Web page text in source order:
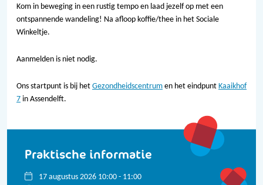
Kom in beweging in een rustig tempo en laad jezelf op met een
ontspannende wandeling! Na afloop koffie/thee in het Sociale
Winkeltje.
Aanmelden is niet nodig.
Ons startpunt is bij het Gezondheidscentrum en het eindpunt Kaaikhof
7 in Assendelft.
Praktische informatie
17 augustus 2026 10:00 - 11:00